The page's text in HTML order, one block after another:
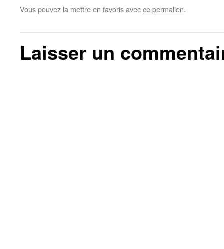
Vous pouvez la mettre en favoris avecce permalien.
Laisser un